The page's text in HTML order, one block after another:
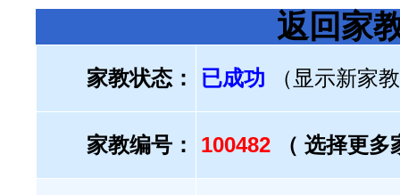
返回家
家教状态： 已成功 （显示新家
家教编号： 100482 （ 选择更